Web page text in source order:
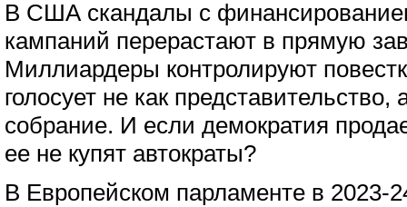
В США скандалы с
кампаний перерастают в прямую
Миллиардеры контролируют
голосует не как представительство,
собрание. И если демократия
ее не купят автократы?
В Европейском парламенте в 2023-